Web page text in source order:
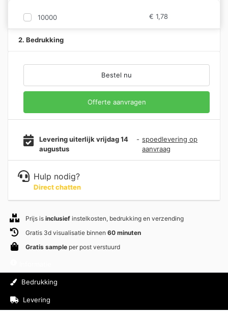
10000 € 1,78
2. Bedrukking
Bestel nu
Offerte aanvragen
Levering uiterlijk vrijdag 14
augustus
- spoedlevering op
aanvraag
Hulp nodig?
Direct chatten
Prijs is inclusief instelkosten, bedrukking en verzending
Gratis 3d visualisatie binnen 60 minuten
Gratis sample per post verstuurd
Bedrukking
Levering